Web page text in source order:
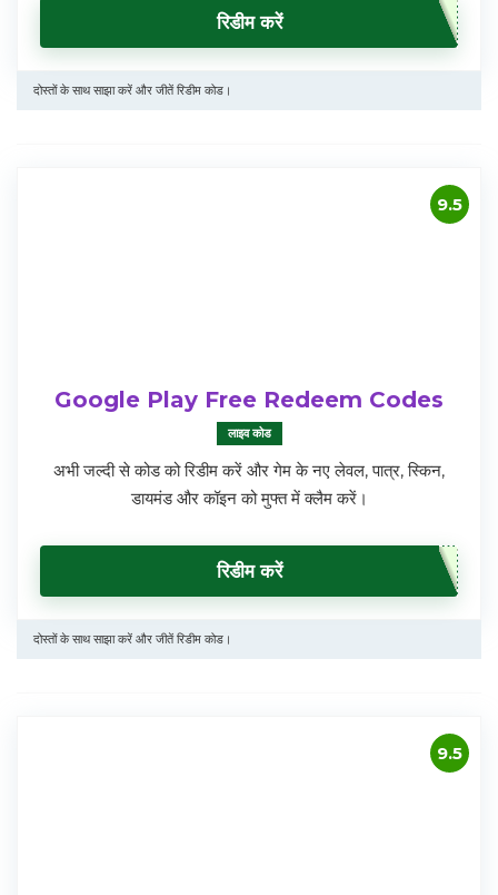
रिडीम करें
दोस्तों के साथ साझा करें और जीतें रिडीम कोड।
9.5
Google Play Free Redeem Codes
लाइव कोड
अभी जल्दी से कोड को रिडीम करें और गेम के नए लेवल, पात्र, स्किन,
डायमंड और कॉइन को मुफ्त में क्लैम करें।
रिडीम करें
दोस्तों के साथ साझा करें और जीतें रिडीम कोड।
9.5